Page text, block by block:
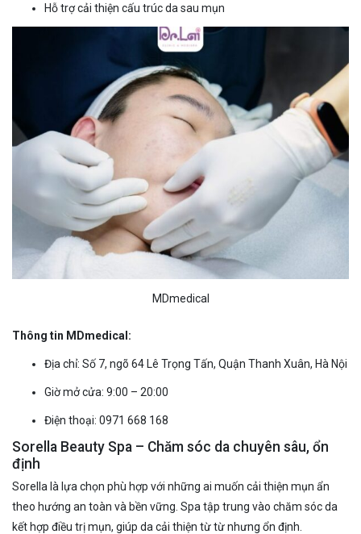
Hỗ trợ cải thiện cấu trúc da sau mụn
MDmedical
Thông tin MDmedical:
Địa chỉ: Số 7, ngõ 64 Lê Trọng Tấn, Quận Thanh Xuân, Hà Nội
Giờ mở cửa: 9:00 – 20:00
Điện thoại: 0971 668 168
Sorella Beauty Spa – Chăm sóc da chuyên sâu, ổn
định
Sorella là lựa chọn phù hợp với những ai muốn cải thiện mụn ẩn
theo hướng an toàn và bền vững. Spa tập trung vào chăm sóc da
kết hợp điều trị mụn, giúp da cải thiện từ từ nhưng ổn định.